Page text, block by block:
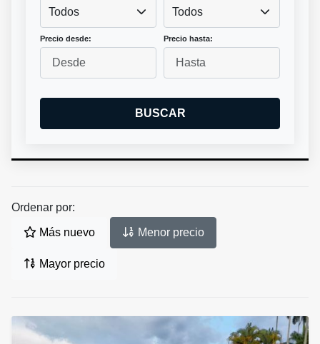
Todos Todos
Precio desde: Precio hasta:
BUSCAR
Ordenar por:
Más nuevo Menor precio
Mayor precio